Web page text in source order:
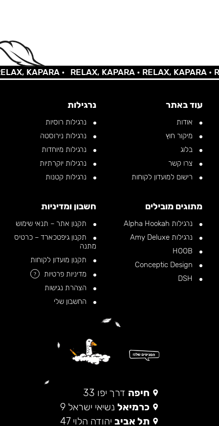
KAPARA • RELAX, KAPARA •RELAX, KAPARA •
עוד באתר
אודות
מיקור חוץ
בלוג
צרו קשר
רישום למועדון לקוחות
נרגילות
נרגילות רוסיות
נרגילות נירוסטה
נרגילות מיוחדות
נרגילות יוקרתיות
נרגילות קטנות
מתוגים מובילים
נרגילות Alpha Hookah
נרגילות Amy Deluxe
חשבון ומדיניות
תקנון אתר – תנאי שימוש
תקנון גיפטכארד – כרטיס
מתנה
תקנון מועדון לקוחות
מדיניות פרטיות
?
הצהרת נגישות
החשבון שלי
חיפה דרך יפו 33
כרמיאל נשיאי ישראל 9
תל אביב יהודה הלוי 47